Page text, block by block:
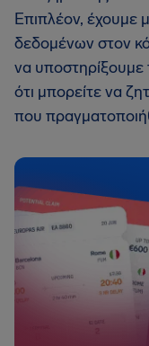
Επιπλέον, έχουμε
δεδομένων στον
να υποστηρίξουμε
ότι μπορείτε να
που